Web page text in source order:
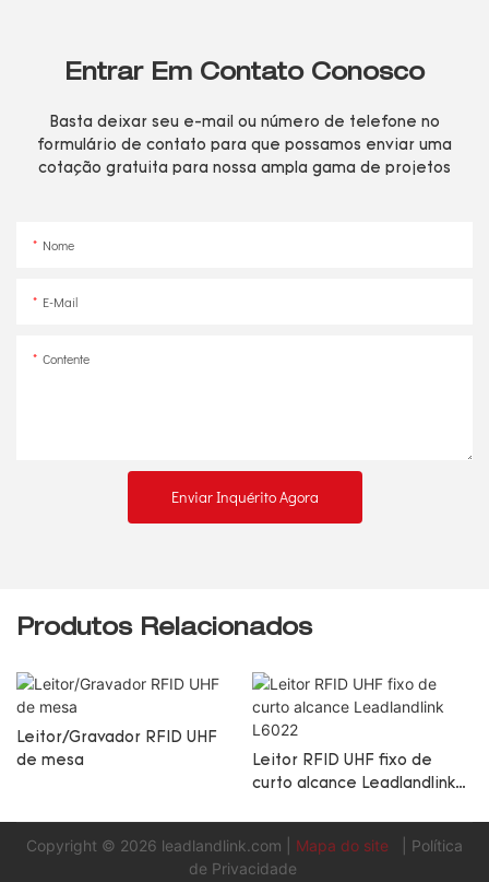
Entrar Em Contato Conosco
Basta deixar seu e-mail ou número de telefone no
formulário de contato para que possamos enviar uma
cotação gratuita para nossa ampla gama de projetos
Nome
E-Mail
Contente
Enviar Inquérito Agora
Produtos Relacionados
Leitor/Gravador RFID UHF
de mesa
Leitor RFID UHF fixo de
curto alcance Leadlandlink
Copyright © 2026 leadlandlink.com Mapa do site
Política
de Privacidade